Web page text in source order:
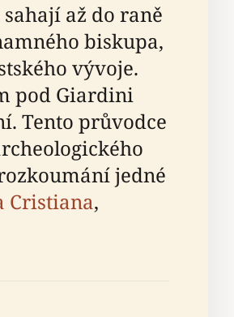
až do raně
biskupa,
vývoje.
pod Giardini
Tento průvodce
jedné
Cristiana,